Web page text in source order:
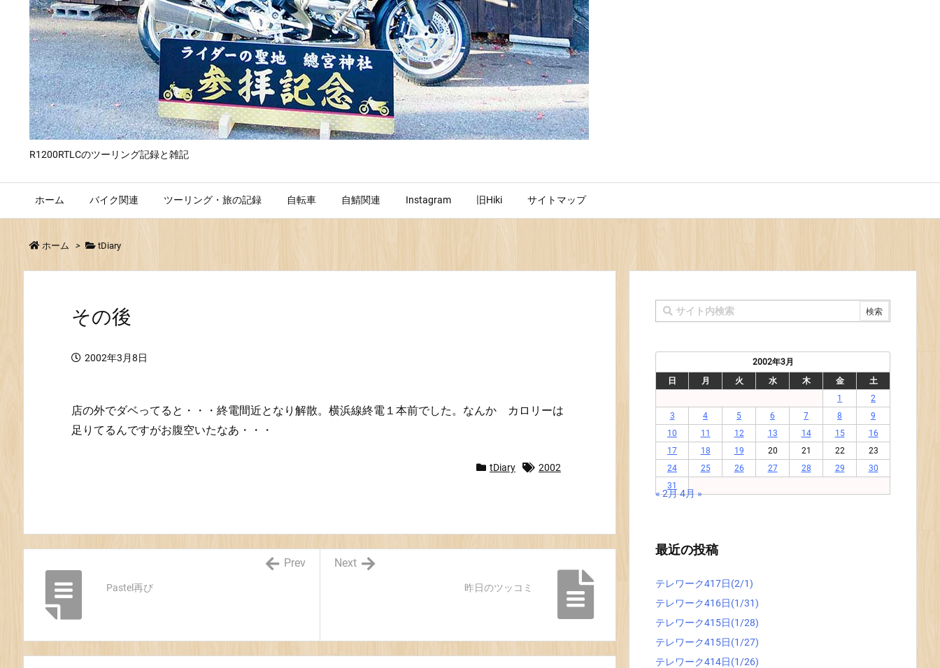
R1200RTLCのツーリング記録と雑記
ホーム バイク関連 ツーリング・旅の記録 自転車 自鯖関連 Instagram 旧Hiki サイトマップ
ホーム > tDiary
その後
2002年3月8日
店の外でダベってると・・・終電間近となり解散。横浜線終電１本前でした。なんか カロリーは
足りてるんですがお腹空いたなあ・・・
tDiary 2002
昨日のツッコミ
Next
Pastel再び
Prev
2002年3月
日
月 火 水 木 金
土
1
2
3
4 5 6 7 8
9
10
11 12 13 14 15
16
17
18 19 20 21 22
23
24
25 26 27 28 29
30
31
« 2月4月 »
最近の投稿
テレワーク417日(2/1)
テレワーク416日(1/31)
テレワーク415日(1/28)
テレワーク415日(1/27)
テレワーク414日(1/26)